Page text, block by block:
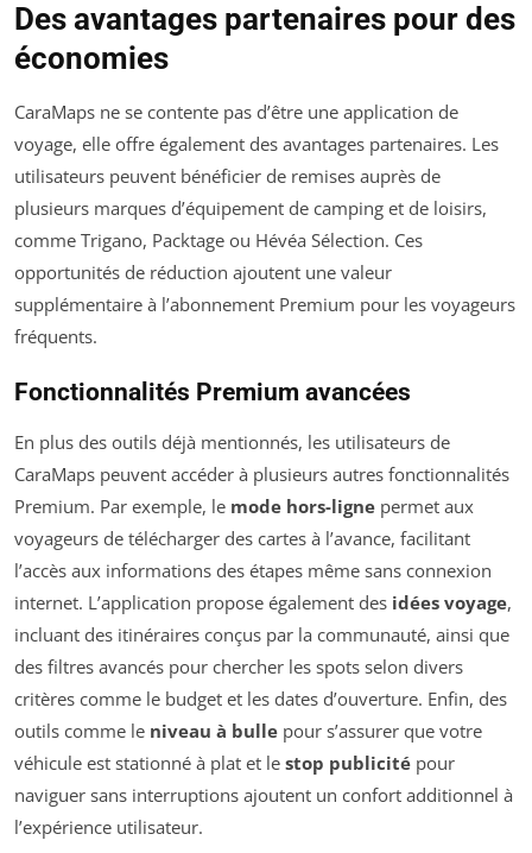
Des avantages partenaires pour des
économies
CaraMaps ne se contente pas d’être une application de
voyage, elle offre également des avantages partenaires. Les
utilisateurs peuvent bénéficier de remises auprès de
plusieurs marques d’équipement de camping et de loisirs,
comme Trigano, Packtage ou Hévéa Sélection. Ces
opportunités de réduction ajoutent une valeur
supplémentaire à l’abonnement Premium pour les voyageurs
fréquents.
Fonctionnalités Premium avancées
En plus des outils déjà mentionnés, les utilisateurs de
CaraMaps peuvent accéder à plusieurs autres fonctionnalités
Premium. Par exemple, le mode hors-ligne permet aux
voyageurs de télécharger des cartes à l’avance, facilitant
l’accès aux informations des étapes même sans connexion
internet. L’application propose également des idées voyage,
incluant des itinéraires conçus par la communauté, ainsi que
des filtres avancés pour chercher les spots selon divers
critères comme le budget et les dates d’ouverture. Enfin, des
outils comme le niveau à bulle pour s’assurer que votre
véhicule est stationné à plat et le stop publicité pour
naviguer sans interruptions ajoutent un confort additionnel à
l’expérience utilisateur.